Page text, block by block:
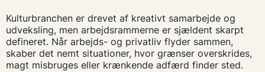
Kulturbranchen er drevet af kreativt samarbejde og
udveksling, men arbejdsrammerne er sjældent skarpt
defineret. Når arbejds- og privatliv flyder sammen,
skaber det nemt situationer, hvor grænser overskrides,
magt misbruges eller krænkende adfærd finder sted.